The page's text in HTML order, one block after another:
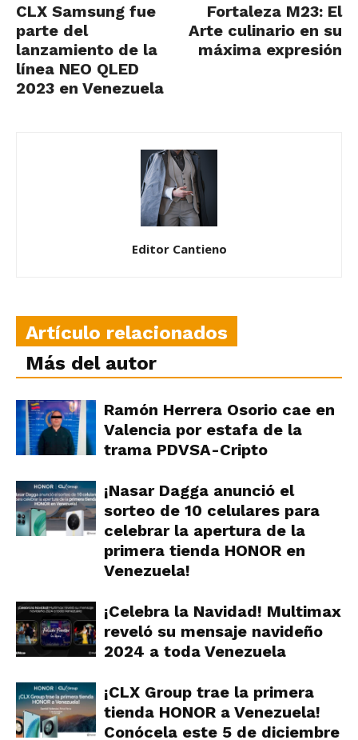
CLX Samsung fue
parte del
lanzamiento de la
línea NEO QLED
2023 en Venezuela
Fortaleza M23: El
Arte culinario en su
máxima expresión
Editor Cantieno
Artículo relacionados
Más del autor
Ramón Herrera Osorio cae en
Valencia por estafa de la
trama PDVSA-Cripto
¡Nasar Dagga anunció el
sorteo de 10 celulares para
celebrar la apertura de la
primera tienda HONOR en
Venezuela!
¡Celebra la Navidad! Multimax
reveló su mensaje navideño
2024 a toda Venezuela
¡CLX Group trae la primera
tienda HONOR a Venezuela!
Conócela este 5 de diciembre